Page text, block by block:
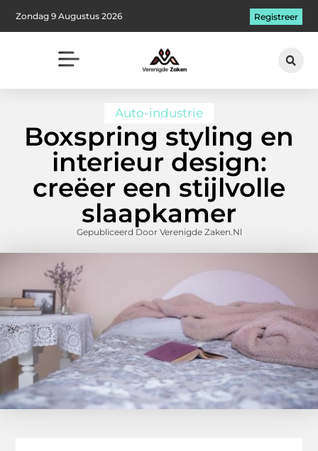
Zondag 9 Augustus 2026 Registreer
Auto-industrie
Boxspring styling en
interieur design:
creëer een stijlvolle
slaapkamer
Gepubliceerd Door Verenigde Zaken.nl